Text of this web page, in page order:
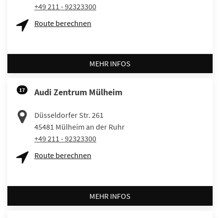
+49 211 - 92323300
Route berechnen
MEHR INFOS
17 Audi Zentrum Mülheim
Düsseldorfer Str. 261
45481 Mülheim an der Ruhr
+49 211 - 92323300
Route berechnen
MEHR INFOS